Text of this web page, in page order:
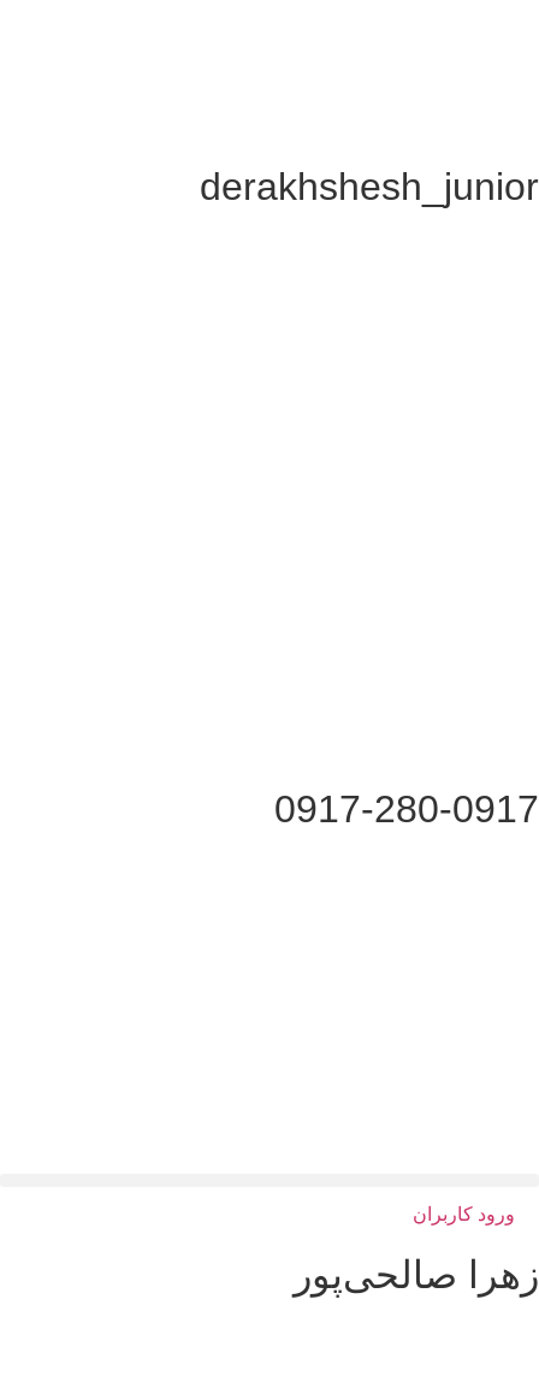
0917-280-
ورود کاربران
صالحی‌پور